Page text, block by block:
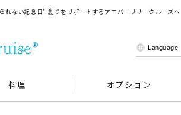
れない記念日” 創りをサポートするアニバーサリークルーズへ
料理 オプション